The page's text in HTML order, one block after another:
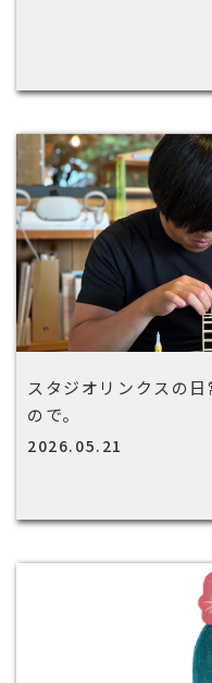
スタジオリンクスの
ので。
2026.05.21